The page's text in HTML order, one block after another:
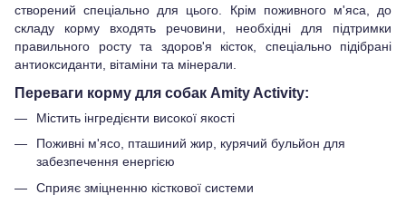
створений спеціально для цього. Крім поживного м'яса, до
складу корму входять речовини, необхідні для підтримки
правильного росту та здоров'я кісток, спеціально підібрані
антиоксиданти, вітаміни та мінерали.
Переваги корму для собак Amity Activity:
Містить інгредієнти високої якості
Поживні м'ясо, пташиний жир, курячий бульйон для
забезпечення енергією
Сприяє зміцненню кісткової системи